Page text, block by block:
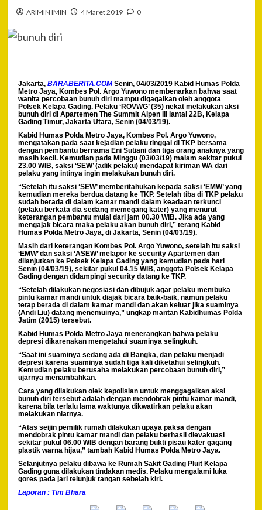
ARIMIN IMIN 4 Maret 2019 0
Jakarta, BARABERITA.COMSenin, 04/03/2019 Kabid Humas Polda
Metro Jaya, Kombes Pol. Argo Yuwono membenarkan bahwa saat
wanita percobaan bunuh diri mampu digagalkan oleh anggota
Polsek Kelapa Gading. Pelaku ‘ROVWG’ (35) nekat melakukan aksi
bunuh diri di Apartemen The Summit Alpen III lantai 22B, Kelapa
Gading Timur, Jakarta Utara, Senin (04/03/19).
Kabid Humas Polda Metro Jaya, Kombes Pol. Argo Yuwono,
mengatakan pada saat kejadian pelaku tinggal di TKP bersama
dengan pembantu bernama Eni Sutiani dan tiga orang anaknya yang
masih kecil. Kemudian pada Minggu (03/03/19) malam sekitar pukul
23.00 WIB, saksi ‘SEW’ (adik pelaku) mendapat kiriman WA dari
pelaku yang intinya ingin melakukan bunuh diri.
“Setelah itu saksi ‘SEW’ memberitahukan kepada saksi ‘EMW’ yang
kemudian mereka berdua datang ke TKP. Setelah tiba di TKP pelaku
sudah berada di dalam kamar mandi dalam keadaan terkunci
(pelaku berkata dia sedang memegang kater) yang menurut
keterangan pembantu mulai dari jam 00.30 WIB. Jika ada yang
mengajak bicara maka pelaku akan bunuh diri,” terang Kabid
Humas Polda Metro Jaya, di Jakarta, Senin (04/03/19).
Masih dari keterangan Kombes Pol. Argo Yuwono, setelah itu saksi
‘EMW’ dan saksi ‘ASEW’ melapor ke security Apartemen dan
dilanjutkan ke Polsek Kelapa Gading yang kemudian pada hari
Senin (04/03/19), sekitar pukul 04.15 WIB, anggota Polsek Kelapa
Gading dengan didampingi security datang ke TKP.
“Setelah dilakukan negosiasi dan dibujuk agar pelaku membuka
pintu kamar mandi untuk diajak bicara baik-baik, namun pelaku
tetap berada di dalam kamar mandi dan akan keluar jika suaminya
(Andi Liu) datang menemuinya,” ungkap mantan Kabidhumas Polda
Jatim (2015) tersebut.
Kabid Humas Polda Metro Jaya menerangkan bahwa pelaku
depresi dikarenakan mengetahui suaminya selingkuh.
“Saat ini suaminya sedang ada di Bangka, dan pelaku menjadi
depresi karena suaminya sudah tiga kali diketahui selingkuh.
Kemudian pelaku berusaha melakukan percobaan bunuh diri,”
ujarnya menambahkan.
Cara yang dilakukan olek kepolisian untuk menggagalkan aksi
bunuh diri tersebut adalah dengan mendobrak pintu kamar mandi,
karena bila terlalu lama waktunya dikwatirkan pelaku akan
melakukan niatnya.
“Atas seijin pemilik rumah dilakukan upaya paksa dengan
mendobrak pintu kamar mandi dan pelaku berhasil dievakuasi
sekitar pukul 06.00 WIB dengan barang bukti pisau kater gagang
plastik warna hijau,” tambah Kabid Humas Polda Metro Jaya.
Selanjutnya pelaku dibawa ke Rumah Sakit Gading Pluit Kelapa
Gading guna dilakukan tindakan medis. Pelaku mengalami luka
gores pada jari telunjuk tangan sebelah kiri.
Laporan : Tim Bhara